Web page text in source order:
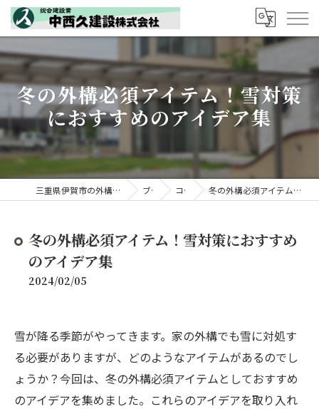
冬の外構必須アイテム！雪対策
におすすめのアイデア集
三重県伊賀市の外構工事なら中西久建設株式会社 ブログ コラム 冬の外構必須アイテム！雪対策におすすめのアイデア集
冬の外構必須アイテム！雪対策におすすめ
のアイデア集
2024/02/05
雪が降る季節がやってきます。家の外構でも雪に対処す
る必要がありますが、どのようなアイテムがあるのでし
ょうか？今回は、冬の外構必須アイテムとしておすすめ
のアイデアを集めました。これらのアイデアを取り入れ